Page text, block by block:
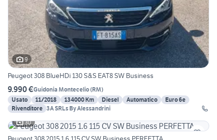
9
Peugeot 308 BlueHDi 130 S&S EAT8 SW Business
9.990 €Guidonia Montecelio(RM)
Usato
11/2018 134000 Km Diesel Automatico
Euro 6e
Rivenditore 3A SRLs By Alessandrini
30